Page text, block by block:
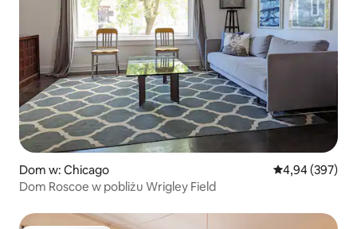
Dom w: Chicago Średnia
4,94 (397)
Dom Roscoe w pobliżu Wrigley Field